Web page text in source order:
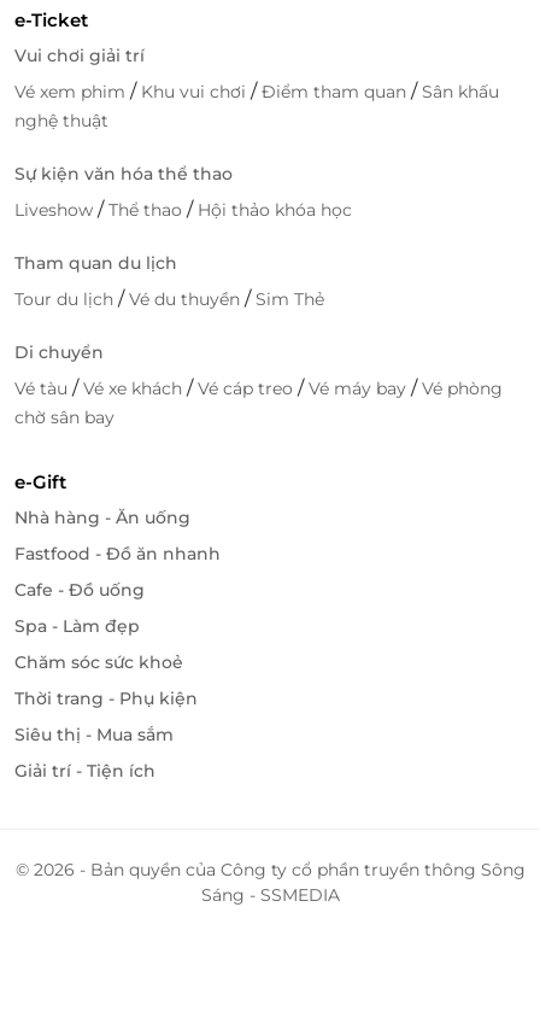
e-Ticket
Vui chơi giải trí
Vé xem phim / Khu vui chơi /Điểm tham quan /Sân khấu
nghệ thuật
Sự kiện văn hóa thể thao
Liveshow /Thể thao / Hội thảo khóa học
Tham quan du lịch
Tour du lịch /Vé du thuyền /Sim Thẻ
Di chuyển
Vé tàu /Vé xe khách /Vé cáp treo /Vé máy bay /Vé phòng
chờ sân bay
e-Gift
Nhà hàng - Ăn uống
Fastfood - Đồ ăn nhanh
Cafe - Đồ uống
Spa - Làm đẹp
Chăm sóc sức khoẻ
Thời trang - Phụ kiện
Siêu thị - Mua sắm
Giải trí - Tiện ích
© 2026 - Bản quyền của Công ty cổ phần truyền thông Sông
Sáng - SSMEDIA